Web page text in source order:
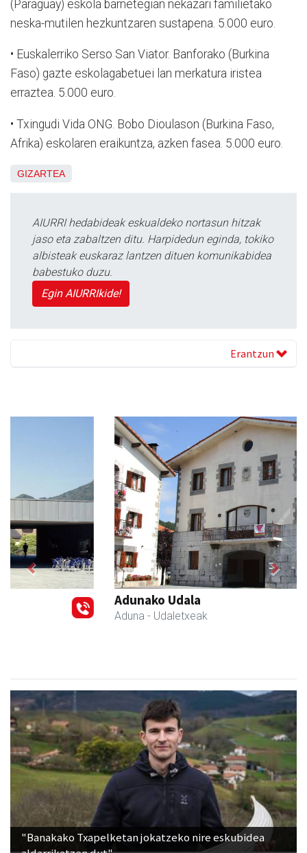
(Paraguay) eskola barnetegian nekazari familietako
neska-mutilen hezkuntzaren sustapena. 5.000 euro.
• Euskalerriko Serso San Viator. Banforako (Burkina
Faso) gazte eskolagabetuei lan merkatura iristea
erraztea. 5.000 euro.
• Txingudi Vida ONG. Bobo Dioulason (Burkina Faso,
Afrika) eskolaren eraikuntza, azken fasea. 5.000 euro.
GIZARTEA
AIURRI hedabideak eskualdeko nortasun hitzak
jaso eta zabaltzen ditu. Harpidedun eginda, tokiko
albisteak euskaraz lantzen dituen komunikabidea
babestuko duzu.
Egin AIURRIkide!
Erantzun
Adunako Udala
- Udaletxeak
Previous Next
"Banakako Txapelketan jokatzeko nire eskubidea